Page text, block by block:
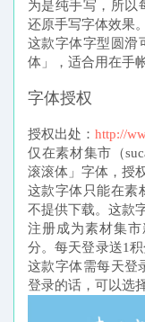
为是纯手写，所以
还原手写字体效果。
这款字体字型圆滑
体」，适合用在手
字体授权
授权出处： http://
仅在素材集市（
滚滚体」字体，授
这款字体只能在素
不提供下载。这款
注册成为素材集
分。每天登录送1
这款字体需每天登
登录的话，可以选